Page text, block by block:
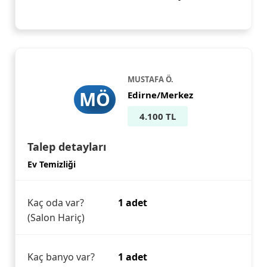
MÖ
MUSTAFA Ö.
Edirne/Merkez
4.100 TL
Talep detayları
Ev Temizliği
Kaç oda var?
(Salon Hariç)
1 adet
Kaç banyo var? 1 adet